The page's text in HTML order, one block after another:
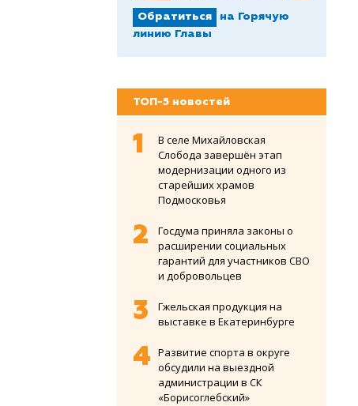
Обратиться
на Горячую
линию Главы
ТОП-5 новостей
В селе Михайловская
Слобода завершён этап
модернизации одного из
старейших храмов
Подмосковья
Госдума приняла законы о
расширении социальных
гарантий для участников СВО
и добровольцев
Гжельская продукция на
выставке в Екатеринбурге
Развитие спорта в округе
обсудили на выездной
администрации в СК
«Борисоглебский»